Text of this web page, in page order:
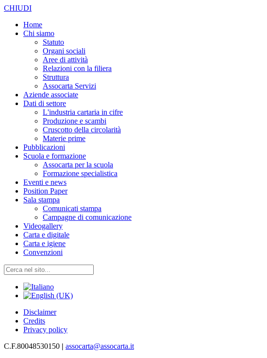
CHIUDI
Home
Chi siamo
Statuto
Organi sociali
Aree di attività
Relazioni con la filiera
Struttura
Assocarta Servizi
Aziende associate
Dati di settore
L'industria cartaria in cifre
Produzione e scambi
Cruscotto della circolarità
Materie prime
Pubblicazioni
Scuola e formazione
Assocarta per la scuola
Formazione specialistica
Eventi e news
Position Paper
Sala stampa
Comunicati stampa
Campagne di comunicazione
Videogallery
Carta e digitale
Carta e igiene
Convenzioni
Disclaimer
Credits
Privacy policy
C.F.80048530150 | assocarta@assocarta.it